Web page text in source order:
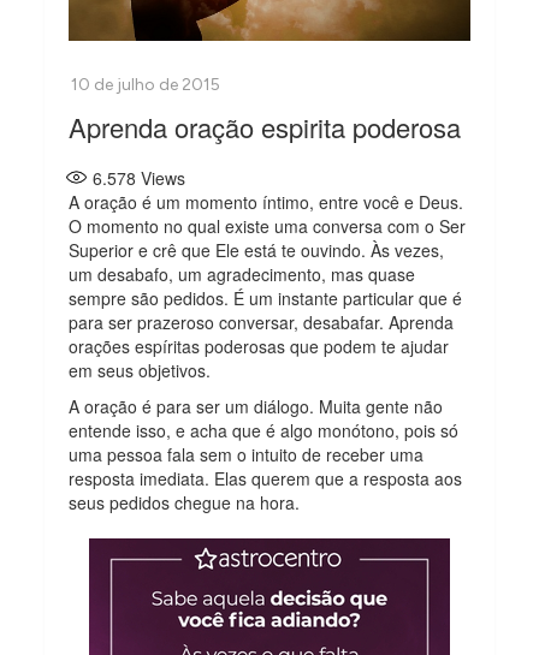
Aprenda oração espirita poderosa
6.578 Views
A oração é um momento íntimo, entre você e Deus.
O momento no qual existe uma conversa com o Ser
Superior e crê que Ele está te ouvindo. Às vezes,
um desabafo, um agradecimento, mas quase
sempre são pedidos. É um instante particular que é
para ser prazeroso conversar, desabafar. Aprenda
orações espíritas poderosas que podem te ajudar
em seus objetivos.
A oração é para ser um diálogo. Muita gente não
entende isso, e acha que é algo monótono, pois só
uma pessoa fala sem o intuito de receber uma
resposta imediata. Elas querem que a resposta aos
seus pedidos chegue na hora.